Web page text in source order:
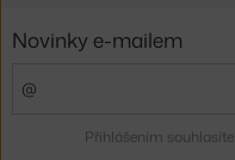
Novinky e-mailem
Přihlášením